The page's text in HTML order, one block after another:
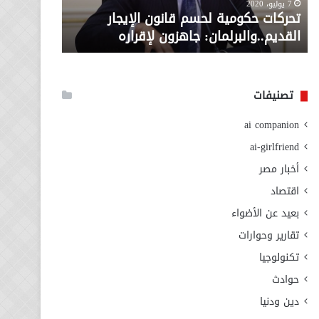
لإقراره
7 يوليو، 2020
تحركات حكومية لحسم قانون الإيجار
القديم..والبرلمان: جاهزون لإقراره
من
وزارة
الاجتماعي
تصنيفات
ai companion
ai-girlfriend
أخبار مصر
اقتصاد
بعيد عن الأضواء
تقارير وحوارات
تكنولوجيا
حوادث
دين ودنيا